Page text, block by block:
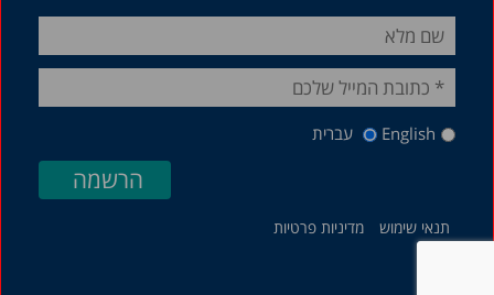
נובמבר 2016
יולי 2015
English עברית
תנאי שימוש מדיניות פרטיות